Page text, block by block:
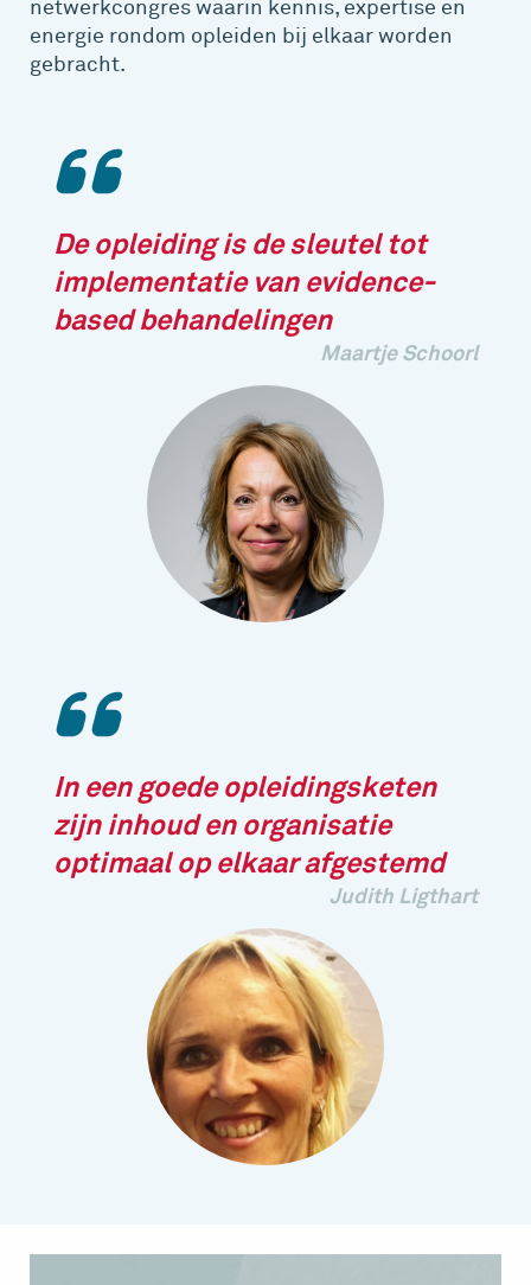
netwerkcongres waarin kennis, expertise en
energie rondom opleiden bij elkaar worden
gebracht.
De opleiding is de sleutel tot
implementatie van evidence-
based behandelingen
Maartje Schoorl
In een goede opleidingsketen
zijn inhoud en organisatie
optimaal op elkaar afgestemd
Judith Ligthart